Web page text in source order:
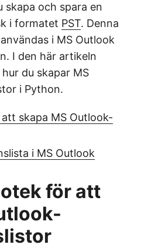
skapa och spara en
i formatet PST. Denna
i MS Outlook
I den här artikeln
du skapar MS
i Python.
skapa MS Outlook-
i MS Outlook
för att